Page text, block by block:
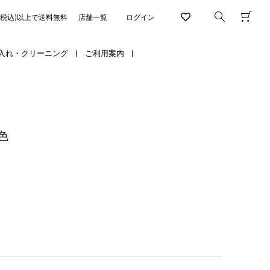
ログイン
込)以上で送料無料 店舗一覧
れ・クリーニング ご利用案内